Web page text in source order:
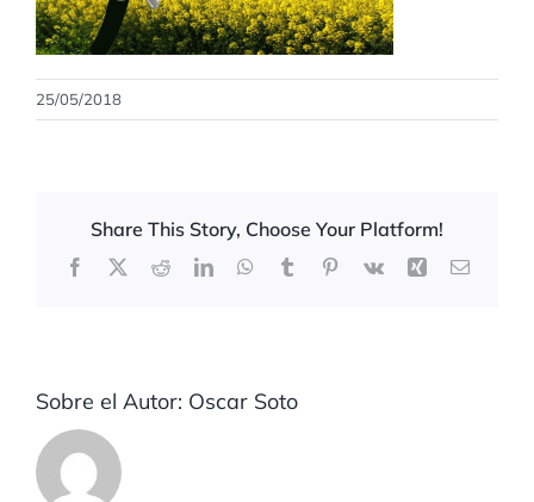
25/05/2018
Share This Story, Choose Your Platform!
Facebook
X RedditLinkedInWhatsApp
TumblrPinterest
Vk Xing Correo
Sobre el Autor: Oscar Soto